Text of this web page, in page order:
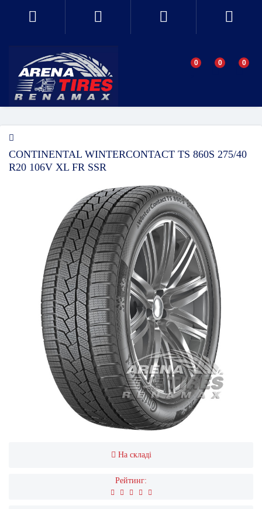
0 0 0
CONTINENTAL WINTERCONTACT TS 860S 275/40
R20 106V XL FR SSR
На складі
Рейтинг: